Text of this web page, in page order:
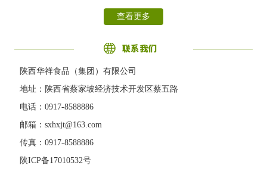
查看更多
陕西华祥食品（集团）有限公司
地址：陕西省蔡家坡经济技术开发区蔡五路
电话：0917-8588886
邮箱：sxhxjt@163.com
传真：0917-8588886
陕ICP备17010532号